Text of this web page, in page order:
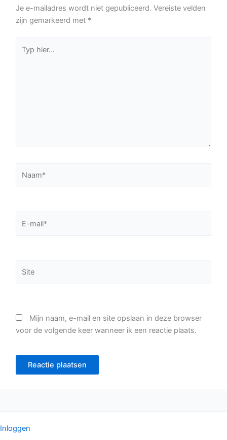
Je e-mailadres wordt niet gepubliceerd. Vereiste velden
zijn gemarkeerd met *
hier...
mail*
Mijn naam, e-mail en site opslaan in deze browser
voor de volgende keer wanneer ik een reactie plaats.
Inloggen